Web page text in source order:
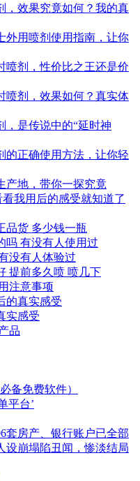
，效果究竟如何？我的真
外用喷剂使用指南，让你
喷剂，性价比之王还是价
喷剂，效果如何？真实体
，是传说中的“延时神
的正确使用方法，让你轻
产地，带你一探究竟
我用后的感受就知道了
品货 多少钱一瓶
吗 有没有人使用过
没有人体验过
提前多久喷 喷几下
注意事项
的真实感受
实感受
品
备免费软件）
平台’
套房产、银行账户已全部
设崩塌陷丑闻，惨淡结局